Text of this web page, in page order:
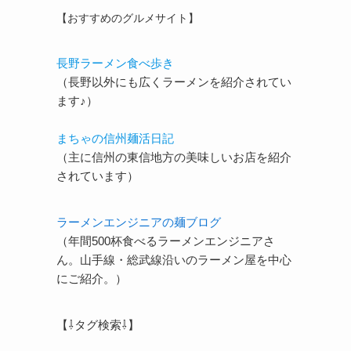
【おすすめのグルメサイト】
長野ラーメン食べ歩き
（長野以外にも広くラーメンを紹介されてい
ます♪）
まちゃの信州麺活日記
（主に信州の東信地方の美味しいお店を紹介
されています）
ラーメンエンジニアの麺ブログ
（年間500杯食べるラーメンエンジニアさ
ん。山手線・総武線沿いのラーメン屋を中心
にご紹介。）
【⇩タグ検索⇩】